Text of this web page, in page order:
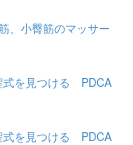
、小臀筋のマッサー
式を見つける PDCA
式を見つける PDCA